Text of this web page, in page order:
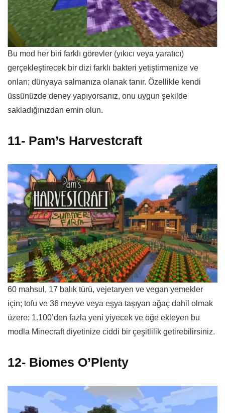
Bu mod her biri farklı görevler (yıkıcı veya yaratıcı)
gerçekleştirecek bir dizi farklı bakteri yetiştirmenize ve
onları; dünyaya salmanıza olanak tanır. Özellikle kendi
üssünüzde deney yapıyorsanız, onu uygun şekilde
sakladığınızdan emin olun.
11- Pam’s Harvestcraft
60 mahsul, 17 balık türü, vejetaryen ve vegan yemekler
için; tofu ve 36 meyve veya eşya taşıyan ağaç dahil olmak
üzere; 1.100’den fazla yeni yiyecek ve öğe ekleyen bu
modla Minecraft diyetinize ciddi bir çeşitlilik getirebilirsiniz.
12- Biomes O’Plenty